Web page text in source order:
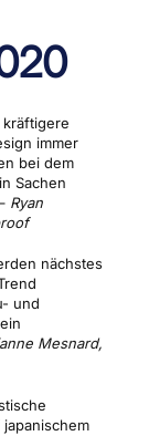
immer
bei dem
Sachen
Ryan
nächstes
und
Mesnard,